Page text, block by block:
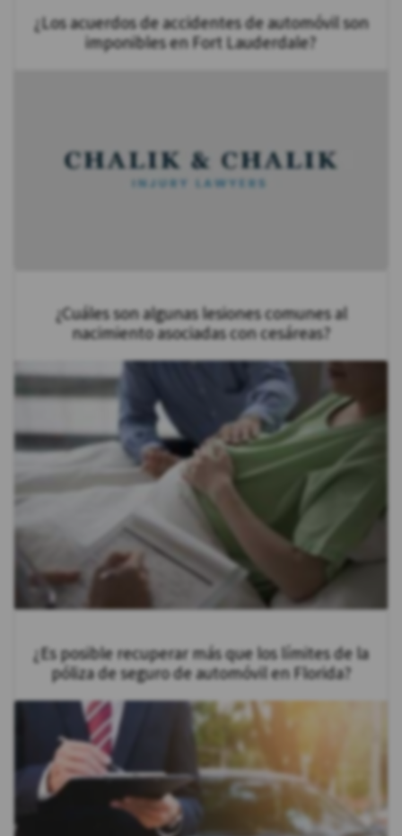
¿Los acuerdos de accidentes de automóvil son
imponibles en Fort Lauderdale?
¿Cuáles son algunas lesiones comunes al
nacimiento asociadas con cesáreas?
¿Es posible recuperar más que los límites de la
póliza de seguro de automóvil en Florida?